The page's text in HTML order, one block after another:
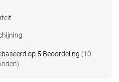
op 5 Beoordeling (10